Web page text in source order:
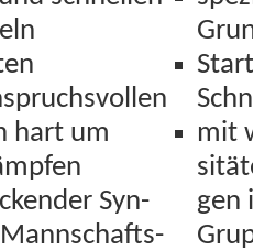
hart um
Syn­
mit
gen